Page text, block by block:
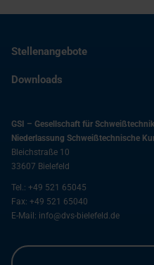
Stellenangebote
Downloads
GSI – Gesellschaft für
Niederlassung Schweißtechnische
Bleichstraße 10
33607 Bielefeld
Tel.: +49 521 65045
Fax: +49 521 65040
E-Mail: info@dvs-bielefeld.de